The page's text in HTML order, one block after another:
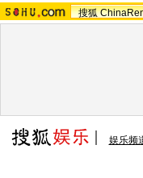
搜狐
娱乐频